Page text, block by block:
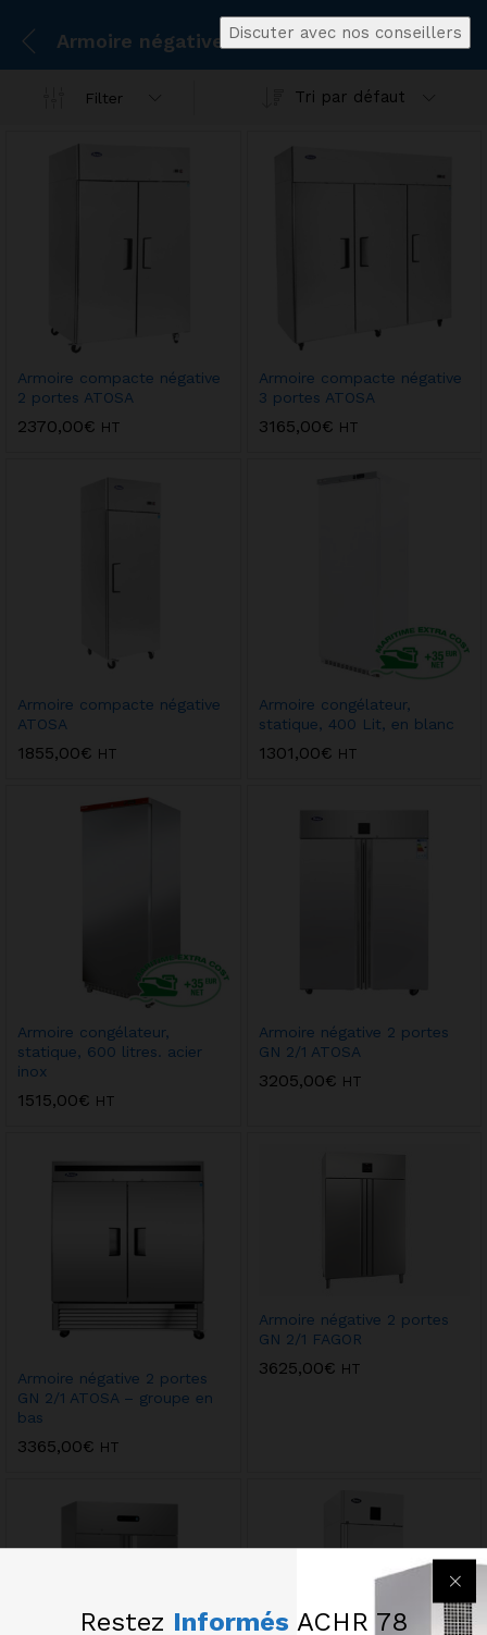
Armoire négative et congélateur
Filter Tri par défaut
Armoire compacte négative
2 portes ATOSA
2370,00€ HT
Armoire compacte négative
3 portes ATOSA
3165,00€ HT
Armoire compacte négative
ATOSA
1855,00€ HT
Armoire congélateur,
statique, 400 Lit, en blanc
1301,00€ HT
Armoire congélateur,
statique, 600 litres. acier
inox
1515,00€ HT
Armoire négative 2 portes
GN 2/1 ATOSA
3205,00€ HT
Armoire négative 2 portes
GN 2/1 ATOSA – groupe en
bas
3365,00€ HT
Armoire négative 2 portes
GN 2/1 FAGOR
3625,00€ HT
Restez Informés ACHR 78
Discuter avec nos conseillers